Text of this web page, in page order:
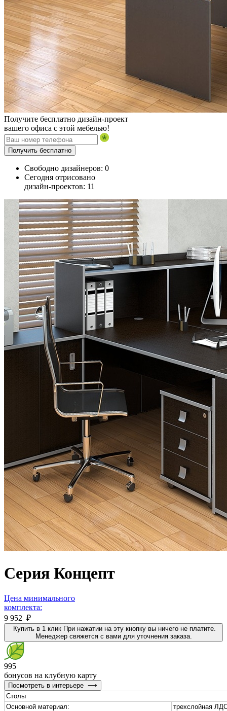
Получите бесплатно дизайн-проект
вашего офиса с этой мебелью!
Получить бесплатно
Свободно дизайнеров: 0
Сегодня отрисовано
дизайн-проектов: 11
Серия Концепт
Цена минимального
комплекта:
9 952 ₽
Купить в 1 клик При нажатии на эту кнопку вы ничего не платите.
Менеджер свяжется с вами для уточнения заказа.
995
бонусов на клубную карту
Посмотреть в интерьере ⟶
Столы
Основной материал:
трехслойная